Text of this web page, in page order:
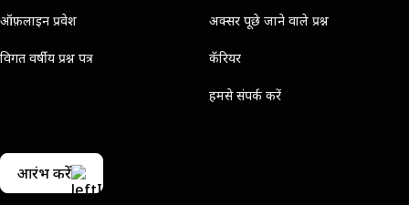
ऑफ़लाइन प्रवेश
विगत वर्षीय प्रश्न पत्र
अक्सर पूछे जाने वाले प्रश्न
कॅरियर
हमसे संपर्क करें
आरंभ करें